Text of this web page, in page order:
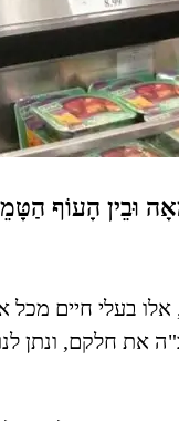
וּבֵין הָעוֹף
אלו בעלי חיים
את חלקם, ונתן